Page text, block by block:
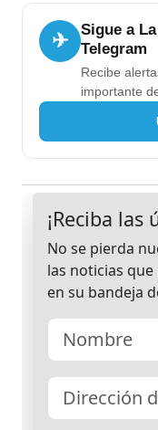
✈
Sigue a
Telegram
Recibe
importante